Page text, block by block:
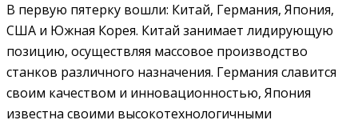
В первую пятерку вошли: Китай, Германия, Япония,
США и Южная Корея. Китай занимает лидирующую
позицию, осуществляя массовое производство
станков различного назначения. Германия славится
своим качеством и инновационностью, Япония
известна своими высокотехнологичными